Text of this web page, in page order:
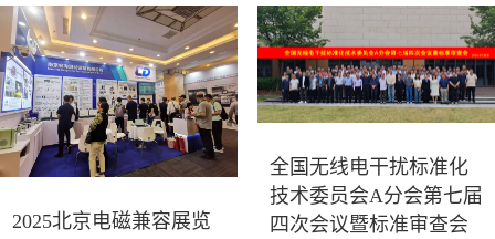
研讨及产品展示等多种形式，深入交流行业见解，踊
跃探索合作空间，为电磁兼容领域的高质量发展汇聚
了新动能。产品展示展会现场，公司展示了...
2025北京电磁兼容展览
全国无线电干扰标准化
技术委员会A分会第七届
四次会议暨标准审查会